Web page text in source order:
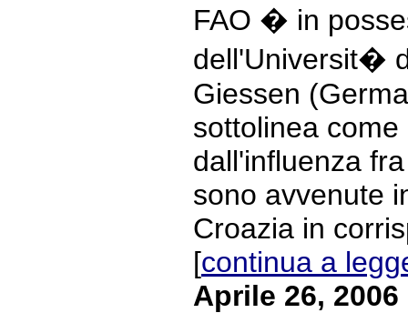
FAO � in
dell'Universit�
Giessen
sottolinea
dall'influenza
sono avvenute
Croazia in
[continua a
Aprile 26, 2006